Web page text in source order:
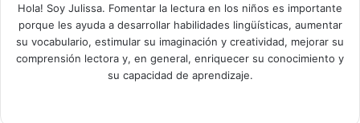
Hola! Soy Julissa. Fomentar la lectura en los niños es importante
porque les ayuda a desarrollar habilidades lingüísticas, aumentar
su vocabulario, estimular su imaginación y creatividad, mejorar su
comprensión lectora y, en general, enriquecer su conocimiento y
su capacidad de aprendizaje.